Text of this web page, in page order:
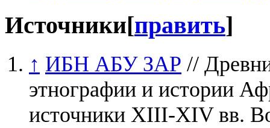
Источники[править]
↑ ИБН АБУ ЗАР //
этнографии и истории
источники XIII-XIV вв.